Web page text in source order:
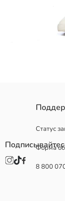
Основная Ткань
Страна
Бренд:
Пол:
Статус
Форма
8 800